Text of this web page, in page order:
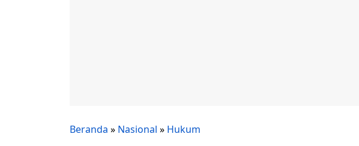
Beranda » Nasional » Hukum